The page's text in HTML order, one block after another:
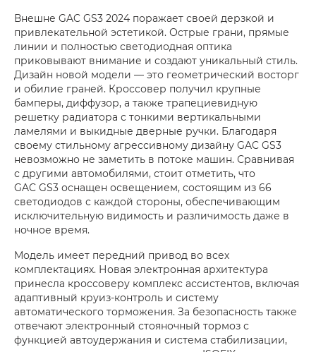
Внешне GAC GS3 2024 поражает своей дерзкой и
привлекательной эстетикой. Острые грани, прямые
линии и полностью светодиодная оптика
приковывают внимание и создают уникальный стиль.
Дизайн новой модели — это геометрический восторг
и обилие граней. Кроссовер получил крупные
бамперы, диффузор, а также трапециевидную
решетку радиатора с тонкими вертикальными
ламелями и выкидные дверные ручки. Благодаря
своему стильному агрессивному дизайну GAC GS3
невозможно не заметить в потоке машин. Сравнивая
с другими автомобилями, стоит отметить, что
GAC GS3 оснащен освещением, состоящим из 66
светодиодов с каждой стороны, обеспечивающим
исключительную видимость и различимость даже в
ночное время.
Модель имеет передний привод во всех
комплектациях. Новая электронная архитектура
принесла кроссоверу комплекс ассистентов, включая
адаптивный круиз-контроль и систему
автоматического торможения. За безопасность также
отвечают электронный стояночный тормоз с
функцией автоудержания и система стабилизации,